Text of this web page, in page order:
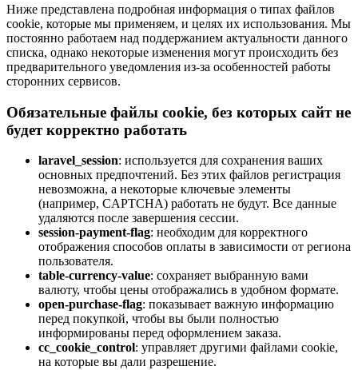
Ниже представлена подробная информация о типах файлов
cookie, которые мы применяем, и целях их использования. Мы
постоянно работаем над поддержанием актуальности данного
списка, однако некоторые изменения могут происходить без
предварительного уведомления из-за особенностей работы
сторонних сервисов.
Обязательные файлы cookie, без которых сайт не
будет корректно работать
laravel_session: используется для сохранения ваших
основных предпочтений. Без этих файлов регистрация
невозможна, а некоторые ключевые элементы
(например, CAPTCHA) работать не будут. Все данные
удаляются после завершения сессии.
session-payment-flag: необходим для корректного
отображения способов оплаты в зависимости от региона
пользователя.
table-currency-value: сохраняет выбранную вами
валюту, чтобы цены отображались в удобном формате.
open-purchase-flag: показывает важную информацию
перед покупкой, чтобы вы были полностью
информированы перед оформлением заказа.
cc_cookie_control: управляет другими файлами cookie,
на которые вы дали разрешение.